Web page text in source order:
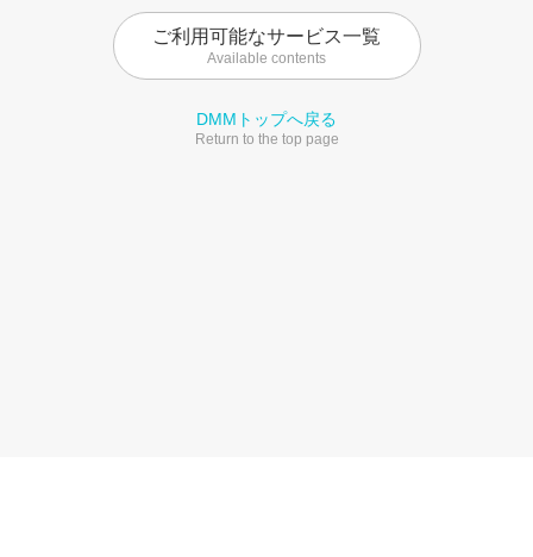
ご利用可能なサービス一覧
Available contents
DMMトップへ戻る
Return to the top page